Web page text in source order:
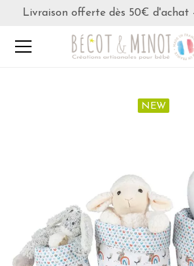
Livraison offerte dès 50€ d'achat
NEW